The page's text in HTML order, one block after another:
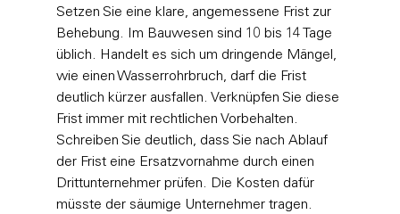
Setzen Sie eine klare, angemessene Frist zur
Behebung. Im Bauwesen sind 10 bis 14 Tage
üblich. Handelt es sich um dringende Mängel,
wie einen Wasserrohrbruch, darf die Frist
deutlich kürzer ausfallen. Verknüpfen Sie diese
Frist immer mit rechtlichen Vorbehalten.
Schreiben Sie deutlich, dass Sie nach Ablauf
der Frist eine Ersatzvornahme durch einen
Drittunternehmer prüfen. Die Kosten dafür
müsste der säumige Unternehmer tragen.